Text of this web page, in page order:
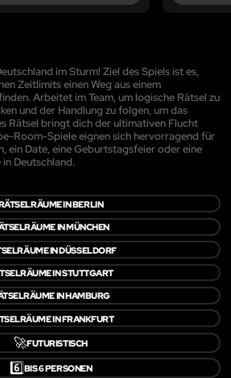
im Sturm! Ziel des Spiels ist es,
Zeitlimits einen Weg aus einem
Arbeitet im Team, um logische Rätsel zu
und der Handlung zu folgen, um das
Rätsel bringt dich der ultimativen Flucht
Room-Spiele eignen sich hervorragend für
ein Date, eine Geburtstagsfeier oder eine
Deutschland.
IN BERLIN
IN MÜNCHEN
IN DÜSSELDORF
IN STUTTGART
IN HAMBURG
IN FRANKFURT
🚀FUTURISTISCH
6️⃣BIS 6 PERSONEN